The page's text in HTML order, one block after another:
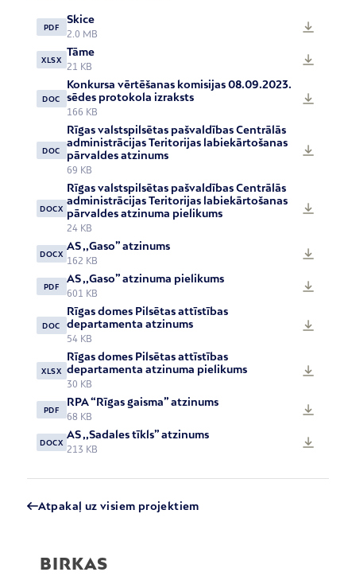
PDF
Skice
2.0 MB
XLSX
Tāme
21 KB
DOC
Konkursa vērtēšanas komisijas 08.09.2023.
sēdes protokola izraksts
166 KB
DOC
Rīgas valstspilsētas pašvaldības Centrālās
administrācijas Teritorijas labiekārtošanas
pārvaldes atzinums
69 KB
DOCX
Rīgas valstspilsētas pašvaldības Centrālās
administrācijas Teritorijas labiekārtošanas
pārvaldes atzinuma pielikums
24 KB
DOCX
AS ,,Gaso” atzinums
162 KB
PDF
AS ,,Gaso” atzinuma pielikums
601 KB
DOC
Rīgas domes Pilsētas attīstības
departamenta atzinums
54 KB
XLSX
Rīgas domes Pilsētas attīstības
departamenta atzinuma pielikums
30 KB
PDF
RPA “Rīgas gaisma” atzinums
68 KB
DOCX
AS ,,Sadales tīkls” atzinums
213 KB
Atpakaļ uz visiem projektiem
BIRKAS